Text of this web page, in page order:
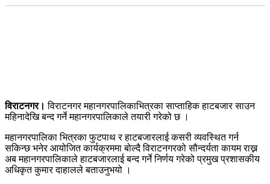
विराटनगर। विराटनगर महानगरपालिकाभित्रका साप्ताहिक हाटबजार साउन
महिनादेखि बन्द गर्ने महानगरपालिकाले तयारी गरेको छ ।
महानगरपालिका भित्रका फुटपाथ र हाटबजारलाई कसरी व्यवस्थित गर्न
सकिन्छ भनेर आयोजित कार्यक्रममा बोल्दै विराटनगरको सौन्दर्यता कायम राख्न
अब महानगरपालिकाले हाटबजारलाई बन्द गर्ने निर्णय गरेको प्रमुख प्रशासकीय
अधिकृत कुमार दाहालले बताउनुभयो ।